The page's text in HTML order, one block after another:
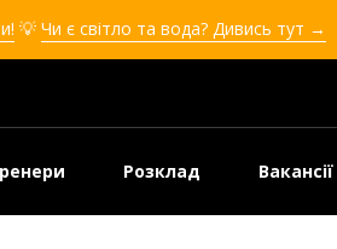
💡 Чи є світло та вода? Дивись тут →
Розклад Вакансії